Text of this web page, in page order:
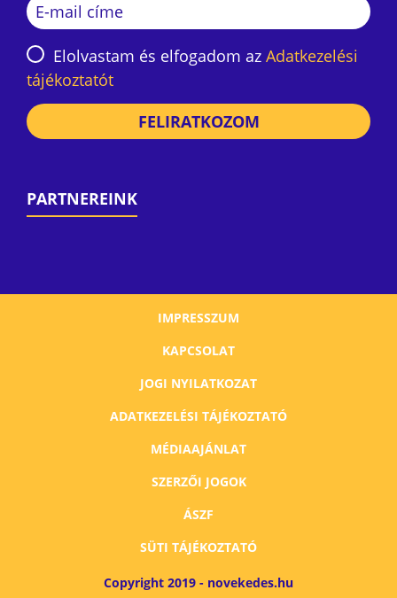
Elolvastam és elfogadom az Adatkezelési
tájékoztatót
FELIRATKOZOM
PARTNEREINK
IMPRESSZUM
KAPCSOLAT
JOGI NYILATKOZAT
ADATKEZELÉSI TÁJÉKOZTATÓ
MÉDIAAJÁNLAT
SZERZŐI JOGOK
ÁSZF
SÜTI TÁJÉKOZTATÓ
Copyright 2019 - novekedes.hu